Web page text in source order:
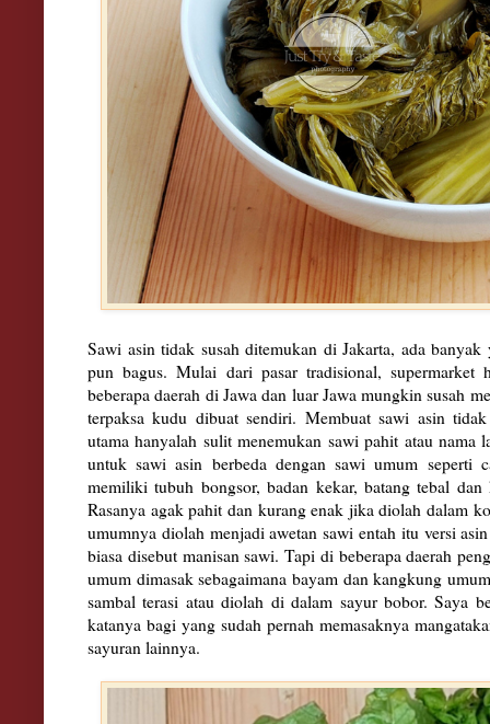
Sawi asin tidak susah ditemukan di Jakarta, ada
pun bagus. Mulai dari pasar tradisional, supermarket
beberapa daerah di Jawa dan luar Jawa mungkin susah
terpaksa kudu dibuat sendiri. Membuat sawi asin
utama hanyalah sulit menemukan sawi pahit atau nama
untuk sawi asin berbeda dengan sawi umum seperti
memiliki tubuh bongsor, badan kekar, batang tebal
Rasanya agak pahit dan kurang enak jika diolah dalam
umumnya diolah menjadi awetan sawi entah itu versi
biasa disebut manisan sawi. Tapi di beberapa daerah
umum dimasak sebagaimana bayam dan kangkung
sambal terasi atau diolah di dalam sayur bobor. Saya
katanya bagi yang sudah pernah memasaknya
sayuran lainnya.